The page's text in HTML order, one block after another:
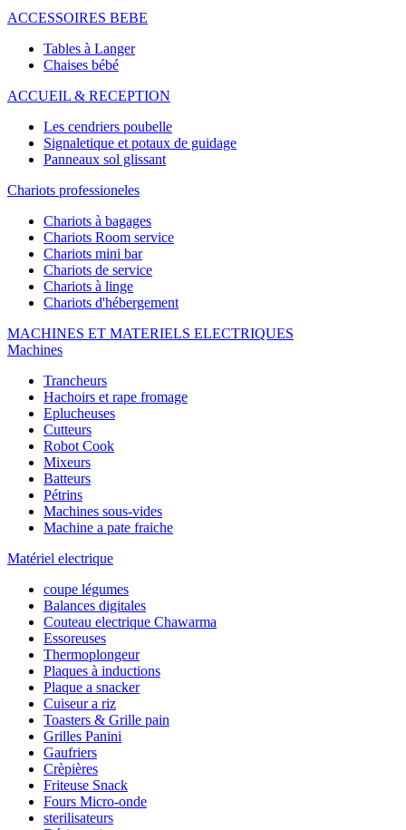
ACCESSOIRES BEBE
Tables à Langer
Chaises bébé
ACCUEIL & RECEPTION
Les cendriers poubelle
Signaletique et potaux de guidage
Panneaux sol glissant
Chariots professioneles
Chariots à bagages
Chariots Room service
Chariots mini bar
Chariots de service
Chariots à linge
Chariots d'hébergement
MACHINES ET MATERIELS ELECTRIQUES
Machines
Trancheurs
Hachoirs et rape fromage
Eplucheuses
Cutteurs
Robot Cook
Mixeurs
Batteurs
Pétrins
Machines sous-vides
Machine a pate fraiche
Matériel electrique
coupe légumes
Balances digitales
Couteau electrique Chawarma
Essoreuses
Thermoplongeur
Plaques à inductions
Plaque a snacker
Cuiseur a riz
Toasters & Grille pain
Grilles Panini
Gaufriers
Crèpières
Friteuse Snack
Fours Micro-onde
sterilisateurs